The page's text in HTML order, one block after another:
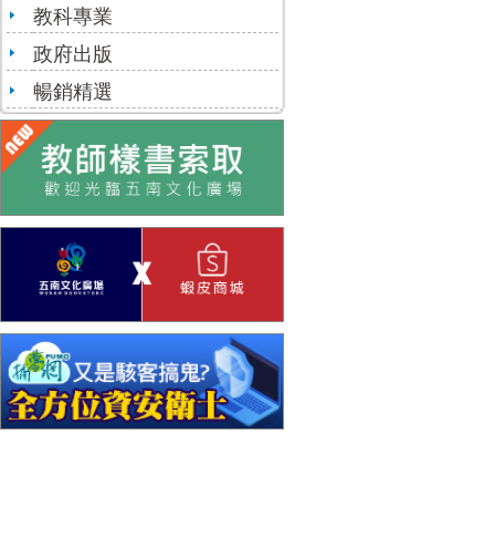
教科專業
政府出版
暢銷精選